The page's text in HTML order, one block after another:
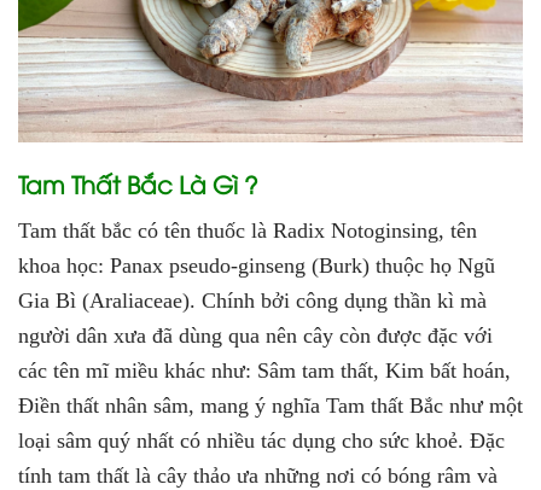
Tam Thất Bắc Là Gì ?
Tam thất bắc có tên thuốc là Radix Notoginsing, tên
khoa học: Panax pseudo-ginseng (Burk) thuộc họ Ngũ
Gia Bì (Araliaceae). Chính bởi công dụng thần kì mà
người dân xưa đã dùng qua nên cây còn được đặc với
các tên mĩ miều khác như: Sâm tam thất, Kim bất hoán,
Điền thất nhân sâm, mang ý nghĩa Tam thất Bắc như một
loại sâm quý nhất có nhiều tác dụng cho sức khoẻ. Đặc
tính tam thất là cây thảo ưa những nơi có bóng râm và